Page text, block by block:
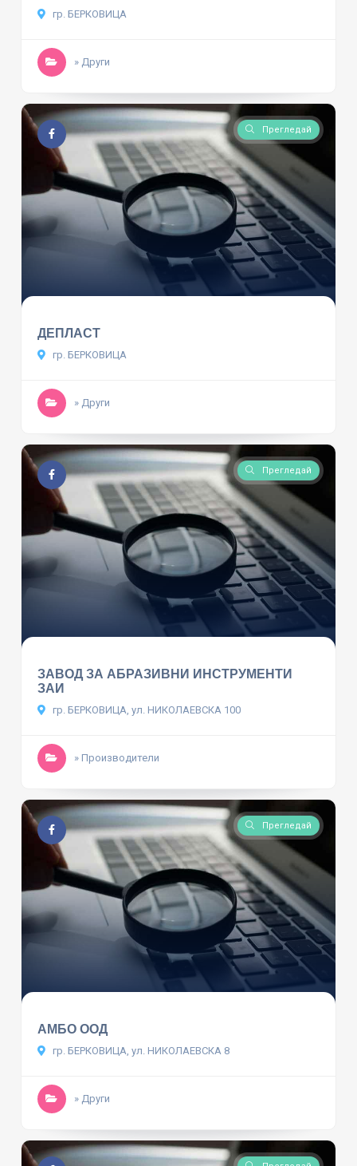
гр. БЕРКОВИЦА
» Други
Прегледай
ДЕПЛАСТ
гр. БЕРКОВИЦА
» Други
Прегледай
ЗАВОД ЗА АБРАЗИВНИ ИНСТРУМЕНТИ
ЗАИ
гр. БЕРКОВИЦА, ул. НИКОЛАЕВСКА 100
» Производители
Прегледай
АМБО ООД
гр. БЕРКОВИЦА, ул. НИКОЛАЕВСКА 8
» Други